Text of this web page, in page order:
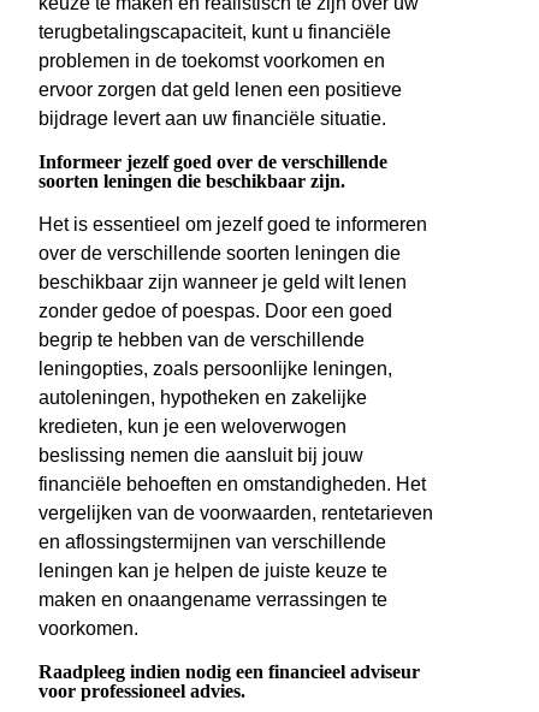
terugbetalingscapaciteit, kunt u financiële
problemen in de toekomst voorkomen en
ervoor zorgen dat geld lenen een positieve
bijdrage levert aan uw financiële situatie.
Informeer jezelf goed over de verschillende
soorten leningen die beschikbaar zijn.
Het is essentieel om jezelf goed te informeren
over de verschillende soorten leningen die
beschikbaar zijn wanneer je geld wilt lenen
zonder gedoe of poespas. Door een goed
begrip te hebben van de verschillende
leningopties, zoals persoonlijke leningen,
autoleningen, hypotheken en zakelijke
kredieten, kun je een weloverwogen
beslissing nemen die aansluit bij jouw
financiële behoeften en omstandigheden. Het
vergelijken van de voorwaarden, rentetarieven
en aflossingstermijnen van verschillende
leningen kan je helpen de juiste keuze te
maken en onaangename verrassingen te
voorkomen.
Raadpleeg indien nodig een financieel adviseur
voor professioneel advies.